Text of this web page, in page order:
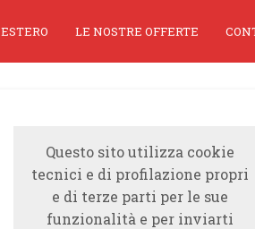
ESTERO LE NOSTRE OFFERTE
Questo sito utilizza cookie
tecnici e di profilazione propri
e di terze parti per le sue
funzionalità e per inviarti